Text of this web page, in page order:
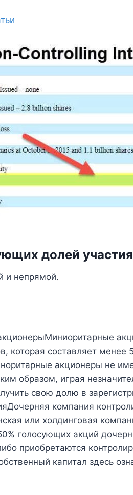
долей участия
и непрямой.
которая составляет
акционеры не
образом, играя
свою долю в
компания
или холдинговая
голосующих акций
приобретаются
капитал здесь